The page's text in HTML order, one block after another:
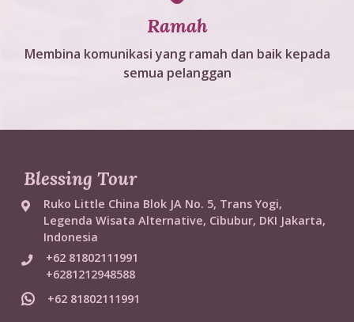
Ramah
Membina komunikasi yang ramah dan baik kepada
semua pelanggan
Blessing Tour
Ruko Little China Blok JA No. 5, Trans Yogi,
Legenda Wisata Alternative, Cibubur, DKI Jakarta,
Indonesia
+62 81802111991
+6281212948588
+62 81802111991